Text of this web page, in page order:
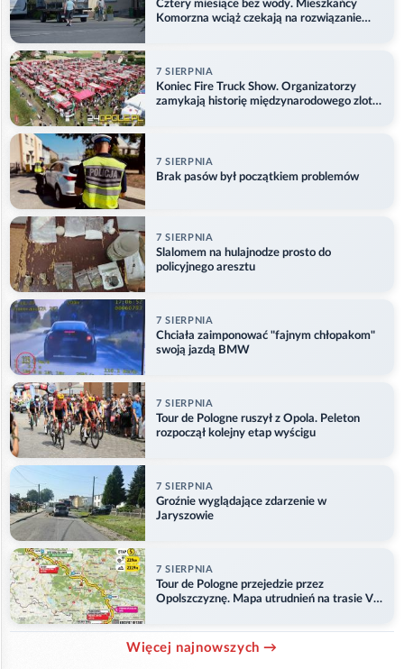
Cztery miesiące bez wody. Mieszkańcy
Komorzna wciąż czekają na rozwiązanie
7 SIERPNIA
Koniec Fire Truck Show. Organizatorzy
zamykają historię międzynarodowego zlotu
7 SIERPNIA
Brak pasów był początkiem problemów
7 SIERPNIA
Slalomem na hulajnodze prosto do
policyjnego aresztu
7 SIERPNIA
Chciała zaimponować "fajnym chłopakom"
swoją jazdą BMW
7 SIERPNIA
Tour de Pologne ruszył z Opola. Peleton
rozpoczął kolejny etap wyścigu
7 SIERPNIA
Groźnie wyglądające zdarzenie w
Jaryszowie
7 SIERPNIA
Tour de Pologne przejedzie przez
Opolszczyznę. Mapa utrudnień na trasie V
Więcej najnowszych →